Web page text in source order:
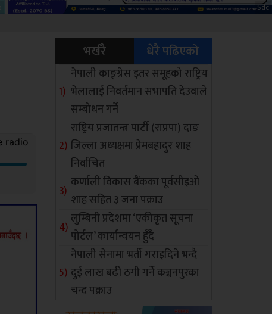
Amb
भर्खरै धेरै पढिएको
नेपाली काङ्ग्रेस इतर समूहको राष्ट्रिय
भेलालाई निवर्तमान सभापति देउवाले
सम्बोधन गर्ने
राष्ट्रिय प्रजातन्त्र पार्टी (राप्रपा) दाङ
जिल्ला अध्यक्षमा प्रेमबहादुर शाह
निर्वाचित
कर्णाली विकास बैंकका पूर्वसीइओ
शाह सहित ३ जना पक्राउ
लुम्बिनी प्रदेशमा ‘एकीकृत सूचना
पोर्टल’ कार्यान्वयन हुँदै
नेपाली सेनामा भर्ती गराइदिने भन्दै
दुई लाख बढी ठगी गर्ने कञ्चनपुरका
चन्द पक्राउ